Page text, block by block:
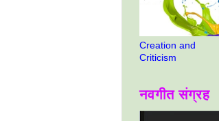
Creation and
Criticism
नवगीत संग्रह